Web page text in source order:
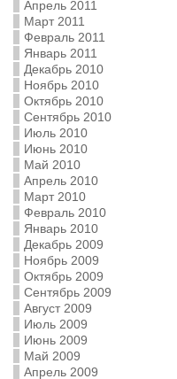
Апрель 2011
Март 2011
Февраль 2011
Январь 2011
Декабрь 2010
Ноябрь 2010
Октябрь 2010
Сентябрь 2010
Июль 2010
Июнь 2010
Май 2010
Апрель 2010
Март 2010
Февраль 2010
Январь 2010
Декабрь 2009
Ноябрь 2009
Октябрь 2009
Сентябрь 2009
Август 2009
Июль 2009
Июнь 2009
Май 2009
Апрель 2009